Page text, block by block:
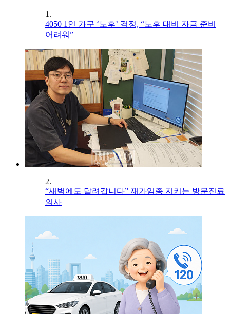
1.
4050 1인 가구 ‘노후’ 걱정, “노후 대비 자금 준비
어려워”
2.
“새벽에도 달려갑니다” 재가임종 지키는 방문진료
의사